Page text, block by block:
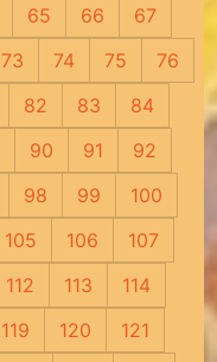
65 66
67
73 74 75
76
82 83
84
90 91
92
98 99
100
105 106
107
112 113
114
119 120
121